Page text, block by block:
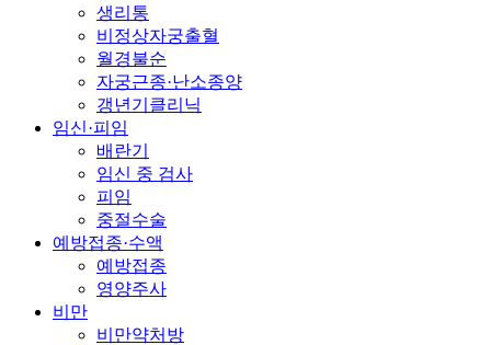
생리통
비정상자궁출혈
월경불순
자궁근종·난소종양
갱년기클리닉
임신·피임
배란기
임신 중 검사
피임
중절수술
예방접종·수액
예방접종
영양주사
비만
비만약처방